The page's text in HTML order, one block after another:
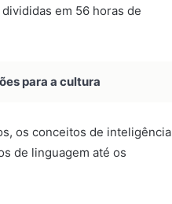
em 56 horas de
para a cultura
os conceitos de inteligência
de linguagem até os